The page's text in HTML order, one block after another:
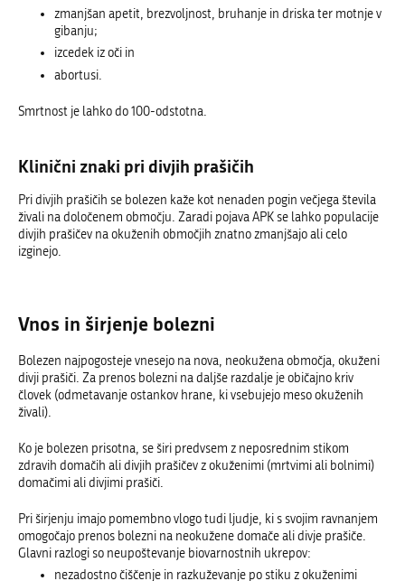
zmanjšan apetit, brezvoljnost, bruhanje in driska ter motnje v
gibanju;
izcedek iz oči in
abortusi.
Smrtnost je lahko do 100-odstotna.
Klinični znaki pri divjih prašičih
Pri divjih prašičih se bolezen kaže kot nenaden pogin večjega števila
živali na določenem območju. Zaradi pojava APK se lahko populacije
divjih prašičev na okuženih območjih znatno zmanjšajo ali celo
izginejo.
Vnos in širjenje bolezni
Bolezen najpogosteje vnesejo na nova, neokužena območja, okuženi
divji prašiči. Za prenos bolezni na daljše razdalje je običajno kriv
človek (odmetavanje ostankov hrane, ki vsebujejo meso okuženih
živali).
Ko je bolezen prisotna, se širi predvsem z neposrednim stikom
zdravih domačih ali divjih prašičev z okuženimi (mrtvimi ali bolnimi)
domačimi ali divjimi prašiči.
Pri širjenju imajo pomembno vlogo tudi ljudje, ki s svojim ravnanjem
omogočajo prenos bolezni na neokužene domače ali divje prašiče.
Glavni razlogi so neupoštevanje biovarnostnih ukrepov:
nezadostno čiščenje in razkuževanje po stiku z okuženimi